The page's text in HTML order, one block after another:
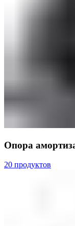
Опора
20 продуктов